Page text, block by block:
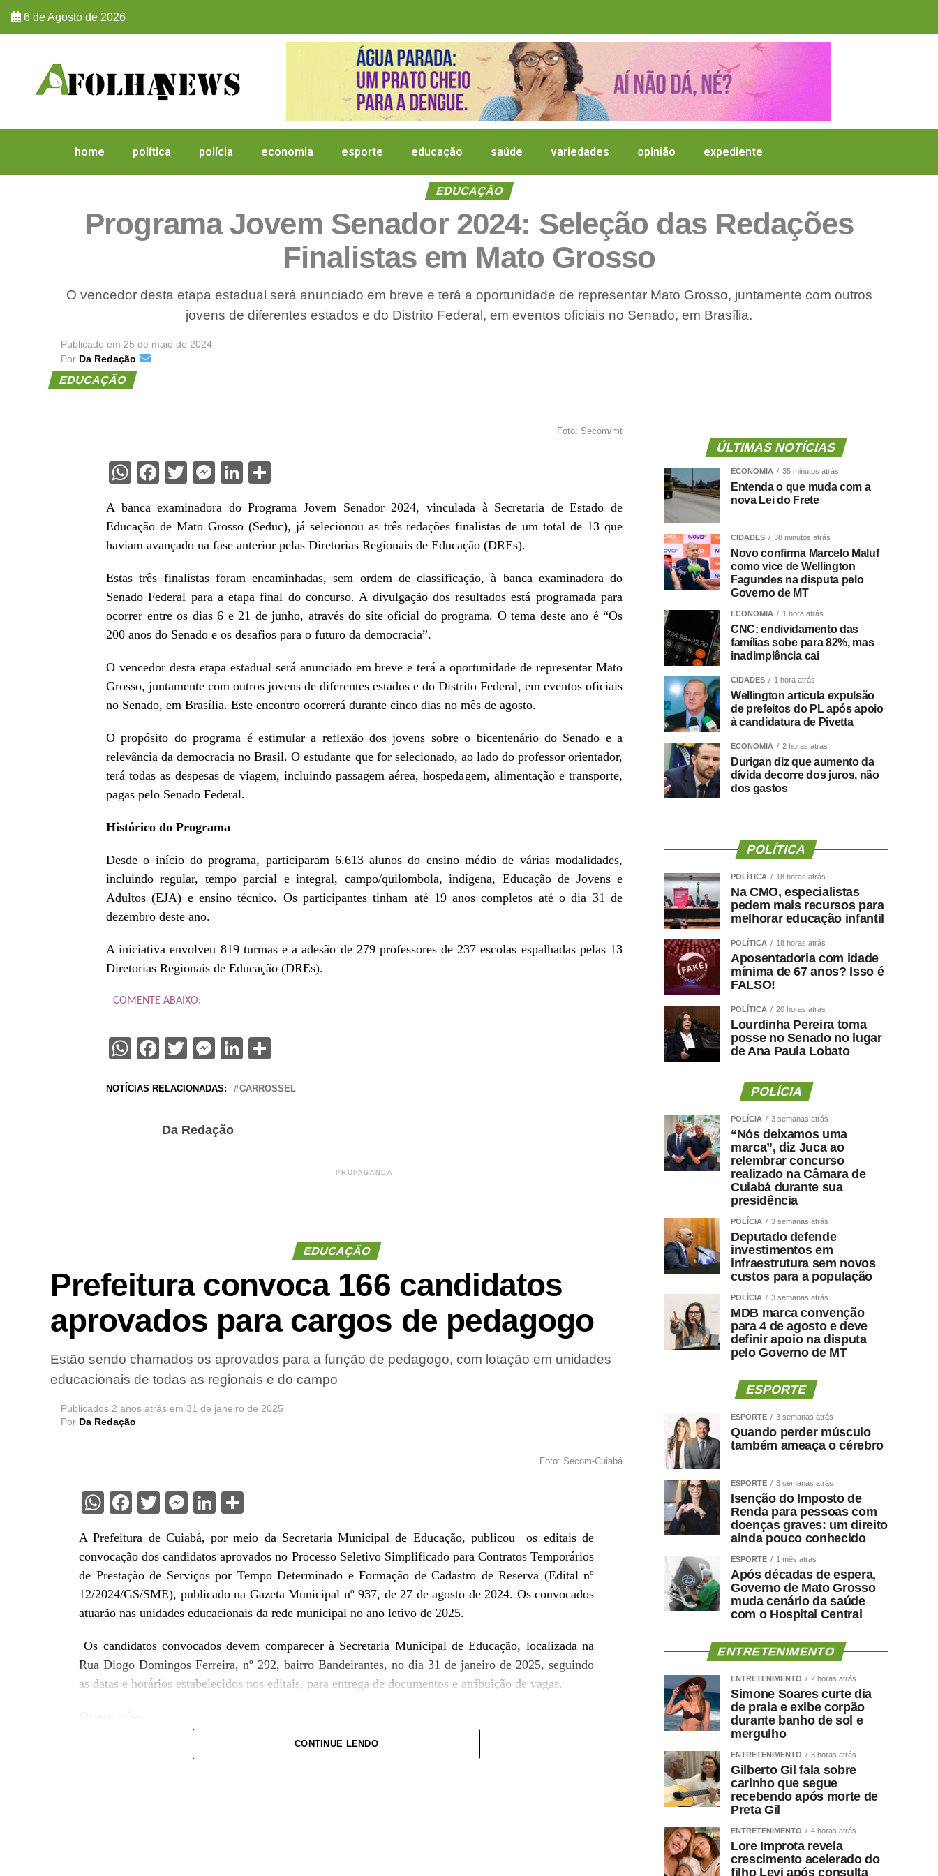
6 de Agosto de 2026
home política polícia economia esporte educação saúde variedades opinião expediente
EDUCAÇÃO
Programa Jovem Senador 2024: Seleção das Redações
Finalistas em Mato Grosso
O vencedor desta etapa estadual será anunciado em breve e terá a oportunidade de representar Mato Grosso, juntamente com outros
jovens de diferentes estados e do Distrito Federal, em eventos oficiais no Senado, em Brasília.
Publicado em 25 de maio de 2024
Por Da Redação
EDUCAÇÃO
Foto: Secom/mt
WhatsApp
Facebook
TwitterMessenger
LinkedIn
A banca examinadora do Programa Jovem Senador 2024, vinculada à Secretaria de Estado de
Educação de Mato Grosso (Seduc), já selecionou as três redações finalistas de um total de 13 que
haviam avançado na fase anterior pelas Diretorias Regionais de Educação (DREs).
Estas três finalistas foram encaminhadas, sem ordem de classificação, à banca examinadora do
Senado Federal para a etapa final do concurso. A divulgação dos resultados está programada para
ocorrer entre os dias 6 e 21 de junho, através do site oficial do programa. O tema deste ano é “Os
200 anos do Senado e os desafios para o futuro da democracia”.
O vencedor desta etapa estadual será anunciado em breve e terá a oportunidade de representar Mato
Grosso, juntamente com outros jovens de diferentes estados e do Distrito Federal, em eventos oficiais
no Senado, em Brasília. Este encontro ocorrerá durante cinco dias no mês de agosto.
O propósito do programa é estimular a reflexão dos jovens sobre o bicentenário do Senado e a
relevância da democracia no Brasil. O estudante que for selecionado, ao lado do professor orientador,
terá todas as despesas de viagem, incluindo passagem aérea, hospedagem, alimentação e transporte,
pagas pelo Senado Federal.
Histórico do Programa
Desde o início do programa, participaram 6.613 alunos do ensino médio de várias modalidades,
incluindo regular, tempo parcial e integral, campo/quilombola, indígena, Educação de Jovens e
Adultos (EJA) e ensino técnico. Os participantes tinham até 19 anos completos até o dia 31 de
dezembro deste ano.
A iniciativa envolveu 819 turmas e a adesão de 279 professores de 237 escolas espalhadas pelas 13
Diretorias Regionais de Educação (DREs).
COMENTE ABAIXO:
WhatsApp
Facebook
TwitterMessenger
LinkedIn
NOTÍCIAS RELACIONADAS: CARROSSEL
Da Redação
PROPAGANDA
EDUCAÇÃO
Prefeitura convoca 166 candidatos
aprovados para cargos de pedagogo
Estão sendo chamados os aprovados para a função de pedagogo, com lotação em unidades
educacionais de todas as regionais e do campo
Publicados 2 anos atrás em 31 de janeiro de 2025
Por Da Redação
Foto: Secom-Cuiabá
WhatsApp
Facebook
TwitterMessenger
LinkedIn
A Prefeitura de Cuiabá, por meio da Secretaria Municipal de Educação, publicou os editais de
convocação dos candidatos aprovados no Processo Seletivo Simplificado para Contratos Temporários
de Prestação de Serviços por Tempo Determinado e Formação de Cadastro de Reserva (Edital nº
12/2024/GS/SME), publicado na Gazeta Municipal nº 937, de 27 de agosto de 2024. Os convocados
atuarão nas unidades educacionais da rede municipal no ano letivo de 2025.
Os candidatos convocados devem comparecer à Secretaria Municipal de Educação, localizada na
Rua Diogo Domingos Ferreira, nº 292, bairro Bandeirantes, no dia 31 de janeiro de 2025, seguindo
as datas e horários estabelecidos nos editais, para entrega de documentos e atribuição de vagas.
Os aprovados devem ler atentamente os editais. O candidato que não comparecer no dia e horário
CONTINUE LENDO
ÚLTIMAS NOTÍCIAS
ECONOMIA 35 minutos atrás
Entenda o que muda com a
nova Lei do Frete
CIDADES 38 minutos atrás
Novo confirma Marcelo Maluf
como vice de Wellington
Fagundes na disputa pelo
Governo de MT
ECONOMIA 1 hora atrás
CNC: endividamento das
famílias sobe para 82%, mas
inadimplência cai
CIDADES 1 hora atrás
Wellington articula expulsão
de prefeitos do PL após apoio
à candidatura de Pivetta
ECONOMIA 2 horas atrás
Durigan diz que aumento da
dívida decorre dos juros, não
dos gastos
POLÍTICA
POLÍTICA 18 horas atrás
Na CMO, especialistas
pedem mais recursos para
melhorar educação infantil
POLÍTICA 18 horas atrás
Aposentadoria com idade
mínima de 67 anos? Isso é
FALSO!
POLÍTICA 20 horas atrás
Lourdinha Pereira toma
posse no Senado no lugar
de Ana Paula Lobato
POLÍCIA
POLÍCIA 3 semanas atrás
“Nós deixamos uma
marca”, diz Juca ao
relembrar concurso
realizado na Câmara de
Cuiabá durante sua
presidência
POLÍCIA 3 semanas atrás
Deputado defende
investimentos em
infraestrutura sem novos
custos para a população
POLÍCIA 3 semanas atrás
MDB marca convenção
para 4 de agosto e deve
definir apoio na disputa
pelo Governo de MT
ESPORTE
ESPORTE 3 semanas atrás
Quando perder músculo
também ameaça o cérebro
ESPORTE 3 semanas atrás
Isenção do Imposto de
Renda para pessoas com
doenças graves: um direito
ainda pouco conhecido
ESPORTE 1 mês atrás
Após décadas de espera,
Governo de Mato Grosso
muda cenário da saúde
com o Hospital Central
ENTRETENIMENTO
ENTRETENIMENTO 2 horas atrás
Simone Soares curte dia
de praia e exibe corpão
durante banho de sol e
mergulho
ENTRETENIMENTO 3 horas atrás
Gilberto Gil fala sobre
carinho que segue
recebendo após morte de
Preta Gil
ENTRETENIMENTO 4 horas atrás
Lore Improta revela
crescimento acelerado do
filho Levi após consulta